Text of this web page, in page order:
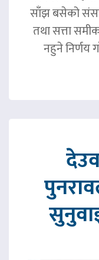
साँझ बसेको
तथा सत्ता
नहुने निर्णय